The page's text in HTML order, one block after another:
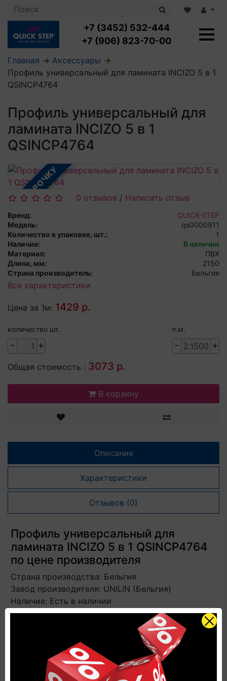
+7 (3452) 532-444
+7 (906) 823-70-00
Ламинат с укладкой
Влагостойкий ламинат
Посмотреть все категории
LOC FLOOR FANCY
LOC FLOOR ARCTIC
Посмотреть все категории
Кварцвиниловая плитка с укладкой
Клеевая кварцвиниловая плитка
Виниловый ламинат
Посмотреть все категории
Плинтус
Профили для ступеней
Подложка
Пороги
Аксессуары для напольных покрытий
Посмотреть все категории
Посмотреть все категории
Главная → Аксессуары →
Профиль универсальный для ламината INCIZO 5 в 1
QSINCP4764
Профиль универсальный для
ламината INCIZO 5 в 1
QSINCP4764
В РАССРОЧКУ 0 отзывов / Написать отзыв
Бренд:
QUICK-STEP
Модель:
qs0000911
Количество в упаковке, шт.:
1
Наличие:
В наличии
Материал:
ПВХ
Длина, мм:
2150
Страна производитель:
Бельгия
Все характеристики
Цена за 1м: 1429 р.
количество шт.
- +
п.м.
- +
Общая стоимость : 3073 р.
В корзину
Описание
Характеристики
Отзывов (0)
Профиль универсальный для
ламината INCIZO 5 в 1 QSINCP4764
по цене производителя
Страна производства: Бельгия
Завод производителя: UNILIN (Бельгия)
Наличие: Есть в наличии
Размеры: 2150 мм х 48 мм х 13 мм
Количество в упаковке: 1 профиль + 1
Замковая система: установка на жидкие гвозди и
направляющие
Прогнозируемый срок службы: до 25 лет в